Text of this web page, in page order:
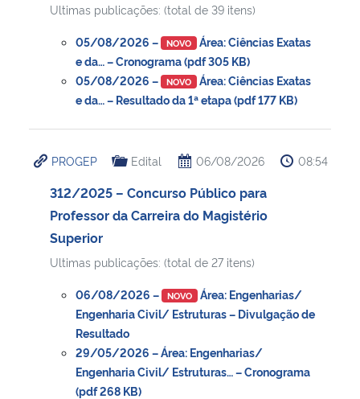
Ultimas publicações: (total de 39 itens)
05/08/2026 – NOVO Área: Ciências Exatas
e da… – Cronograma (pdf 305 KB)
05/08/2026 –
NOVO Área: Ciências Exatas
e da… – Resultado da 1ª etapa (pdf 177 KB)
PROGEP Edital 06/08/2026 08:54
312/2025 – Concurso Público para
Professor da Carreira do Magistério
Superior
Ultimas publicações: (total de 27 itens)
06/08/2026 – NOVO Área: Engenharias/
Engenharia Civil/ Estruturas – Divulgação de
Resultado
29/05/2026 – Área: Engenharias/
Engenharia Civil/ Estruturas… – Cronograma
(pdf 268 KB)